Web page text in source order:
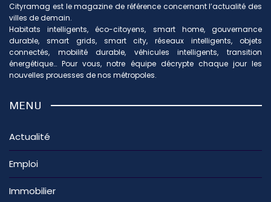
Cityramag est le magazine de référence concernant l’actualité des
villes de demain.
Habitats intelligents, éco-citoyens, smart home, gouvernance
durable, smart grids, smart city, réseaux intelligents, objets
connectés, mobilité durable, véhicules intelligents, transition
énergétique… Pour vous, notre équipe décrypte chaque jour les
nouvelles prouesses de nos métropoles.
MENU
Actualité
Emploi
Immobilier